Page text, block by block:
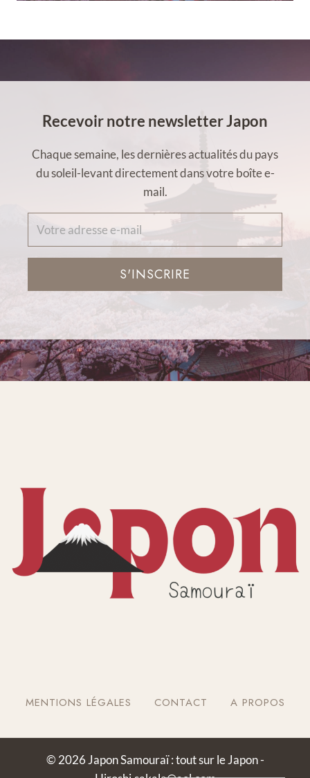
Recevoir notre newsletter Japon
Chaque semaine, les dernières actualités du pays
du soleil-levant directement dans votre boîte e-
mail.
S'INSCRIRE
MENTIONS LÉGALES CONTACT A PROPOS
© 2026 Japon Samouraï : tout sur le Japon -